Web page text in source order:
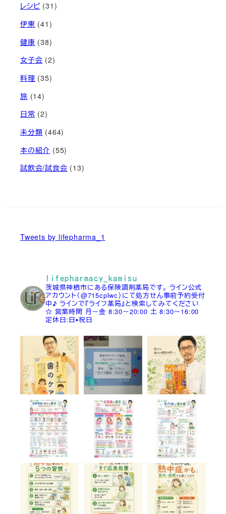
レシピ(31)
伊東 (41)
健康 (38)
女子会 (2)
料理 (35)
旅 (14)
日常 (2)
未分類 (464)
本の紹介 (55)
試飲会/試食会 (13)
Tweets by lifepharma_1
lifepharmacy_kamisu
茨城県神栖市にある保険調剤薬局です。 ライン公式
アカウント（@715cplwc）にて処方せん事前予約受付
中♪ ラインで『ライフ薬局』と検索してみてください
☆ 営業時間 月～金 8:30～20:00 土 8:30～16:00
定休日:日▪祝日